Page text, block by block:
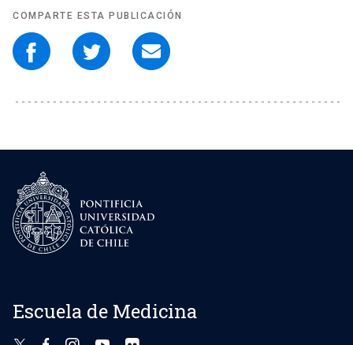
COMPARTE ESTA PUBLICACIÓN
Escuela de Medicina